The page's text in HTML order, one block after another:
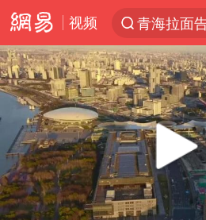
视频
青海拉面
U17国足
我国编制
台风白海